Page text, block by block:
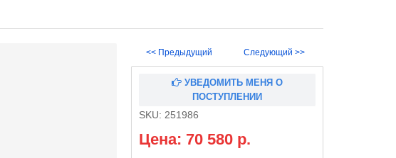
<< Предыдущий Следующий >>
УВЕДОМИТЬ МЕНЯ О
ПОСТУПЛЕНИИ
SKU: 251986
Цена: 70 580 р.